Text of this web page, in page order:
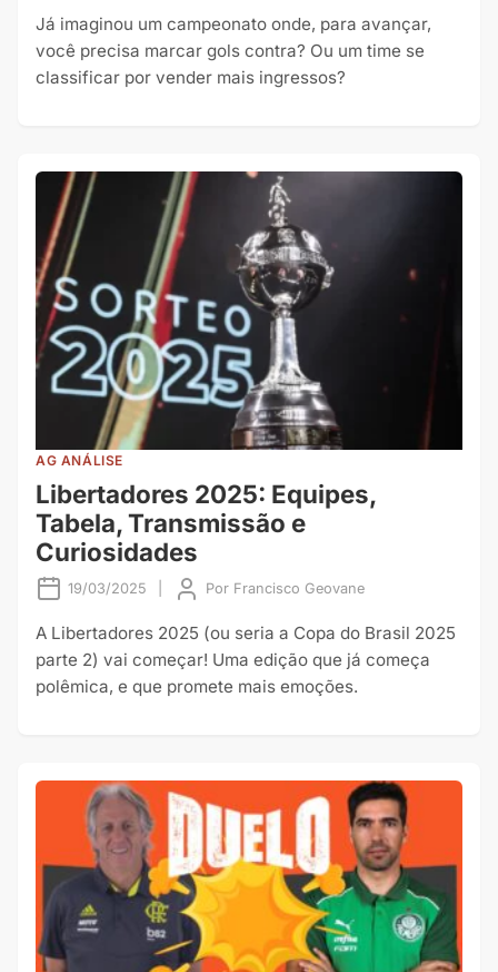
Já imaginou um campeonato onde, para avançar,
você precisa marcar gols contra? Ou um time se
classificar por vender mais ingressos?
AG ANÁLISE
Libertadores 2025: Equipes,
Tabela, Transmissão e
Curiosidades
19/03/2025 Por Francisco Geovane
A Libertadores 2025 (ou seria a Copa do Brasil 2025
parte 2) vai começar! Uma edição que já começa
polêmica, e que promete mais emoções.